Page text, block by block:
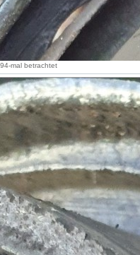
mal betrachtet